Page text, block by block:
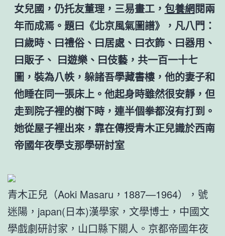
女兒國，仍托友董理，三易畫工， 包養網閱兩
年而成焉。題曰《北京風氣圖譜》，凡八門：
曰歲時、曰禮俗、曰居處、曰衣飾、曰器用、
曰販子、 曰遊樂、曰伎藝，共一百一十七
圖，裝為八帙，躲諸吾學藏書樓，他的妻子和
他睡在同一張床上。他起身時雖然很安靜，但
走到院子裡的樹下時，連半個拳都沒有打到。
她從屋子裡出來，靠在傳授青木正兒識於西南
帝國年夜學支那學研討室
青木正兒（Aoki Masaru，1887—1964），號
迷陽，japan(日本)漢學家，文學博士，中國文
學戲劇研討家，山口縣下關人。京都帝國年夜